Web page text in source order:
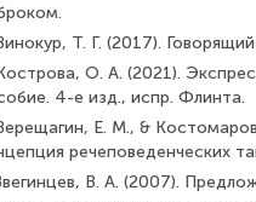
Т. Г. (2017).
О. А. (2021).
4-е изд., испр. Флинта.
Е. М., &
речеповеденческих
В. А. (2007).